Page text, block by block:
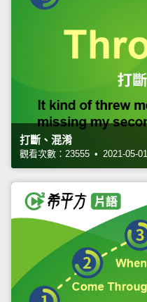
打斷、混淆
觀看次數：23555 • 2021-05-01